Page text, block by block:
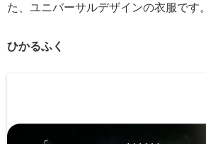
た、ユニバーサルデザインの衣服です。
ひかるふく